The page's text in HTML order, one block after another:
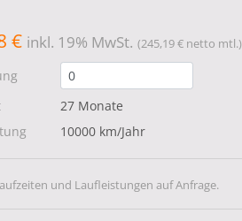
€ inkl. 19% MwSt. (245,19 € netto mtl.)
27 Monate
10000 km/Jahr
und Laufleistungen auf Anfrage.